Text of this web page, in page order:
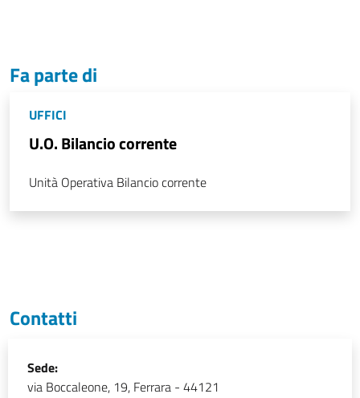
Fa parte di
UFFICI
U.O. Bilancio corrente
Unità Operativa Bilancio corrente
Contatti
Sede:
via Boccaleone, 19, Ferrara - 44121